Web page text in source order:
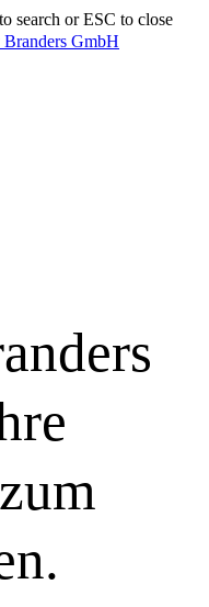
search or ESC to close